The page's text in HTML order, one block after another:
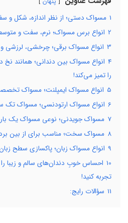
1 مسواک دستی؛ از نظر اندازه، شکل و
2 انواع برس مسواک؛ نرم، سفت و
3 انواع مسواک برقی؛ چرخشی، لرزشی و
4 انواع مسواک بین دندانی؛ همانند نخ
را تمیز می‌کند!
5 انواع مسواک ایمپلنت؛ مسواک
6 انواع مسواک ارتودنسی؛ مسواک
7 مسواک جویدنی؛ نوعی مسواک یک
8 مسواک سخت؛ مناسب برای از بین
9 انواع مسواک زبان؛ پاکسازی سطح
10 احساس خوبِ دندان‌های سالم و زیبا
تجربه کنید!
11 سؤالات رایج: